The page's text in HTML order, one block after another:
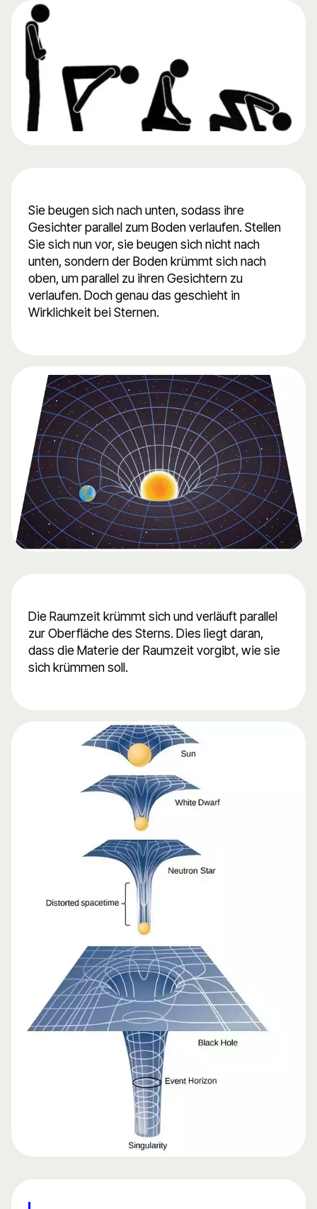
Sie beugen sich nach unten, sodass ihre
Gesichter parallel zum Boden verlaufen. Stellen
Sie sich nun vor, sie beugen sich nicht nach
unten, sondern der Boden krümmt sich nach
oben, um parallel zu ihren Gesichtern zu
verlaufen. Doch genau das geschieht in
Wirklichkeit bei Sternen.
Die Raumzeit krümmt sich und verläuft parallel
zur Oberfläche des Sterns. Dies liegt daran,
dass die Materie der Raumzeit vorgibt, wie sie
sich krümmen soll.